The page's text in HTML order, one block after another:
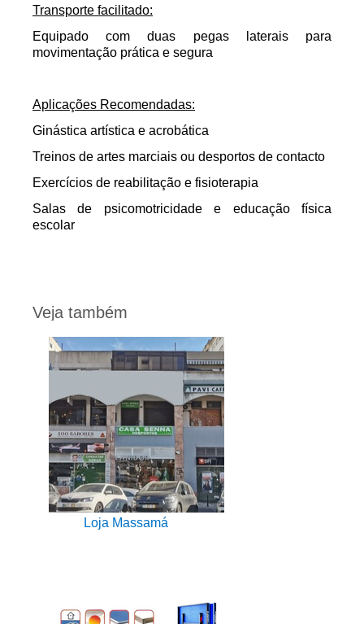
Transporte facilitado:
Equipado com duas pegas laterais para
movimentação prática e segura
Aplicações Recomendadas:
Ginástica artística e acrobática
Treinos de artes marciais ou desportos de contacto
Exercícios de reabilitação e fisioterapia
Salas de psicomotricidade e educação física
escolar
Veja também
Loja Massamá